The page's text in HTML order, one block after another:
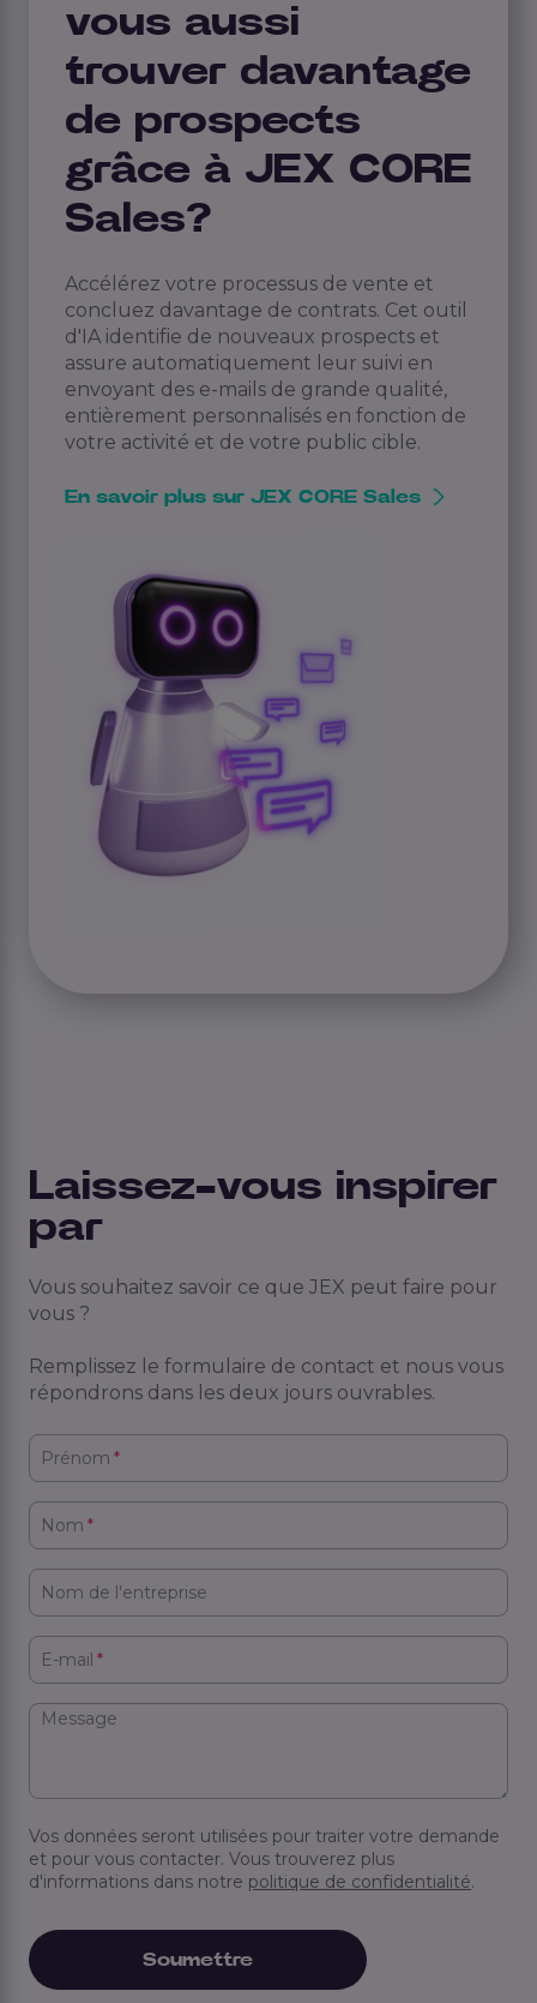
vous aussi
trouver davantage
de prospects
grâce à JEX CORE
Sales?
Accélérez votre processus de vente et
concluez davantage de contrats. Cet outil
d'IA identifie de nouveaux prospects et
assure automatiquement leur suivi en
envoyant des e-mails de grande qualité,
entièrement personnalisés en fonction de
votre activité et de votre public cible.
En savoir plus sur JEX CORE Sales
Laissez-vous inspirer
par
Vous souhaitez savoir ce que JEX peut faire pour
vous ?
Remplissez le formulaire de contact et nous vous
répondrons dans les deux jours ouvrables.
Prénom *
Nom *
Nom de l'entreprise
E-mail *
Message
Vos données seront utilisées pour traiter votre demande
et pour vous contacter. Vous trouverez plus
d'informations dans notre politique de confidentialité.